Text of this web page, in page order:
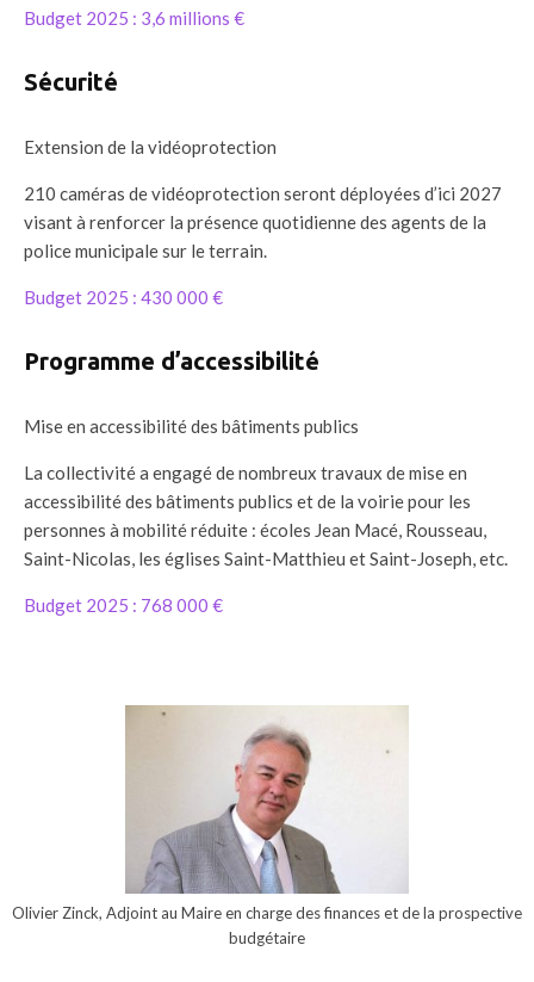
Budget 2025 : 3,6 millions €
Sécurité
Extension de la vidéoprotection
210 caméras de vidéoprotection seront déployées d’ici 2027
visant à renforcer la présence quotidienne des agents de la
police municipale sur le terrain.
Budget 2025 : 430 000 €
Programme d’accessibilité
Mise en accessibilité des bâtiments publics
La collectivité a engagé de nombreux travaux de mise en
accessibilité des bâtiments publics et de la voirie pour les
personnes à mobilité réduite : écoles Jean Macé, Rousseau,
Saint-Nicolas, les églises Saint-Matthieu et Saint-Joseph, etc.
Budget 2025 : 768 000 €
Olivier Zinck, Adjoint au Maire en charge des finances et de la prospective
budgétaire